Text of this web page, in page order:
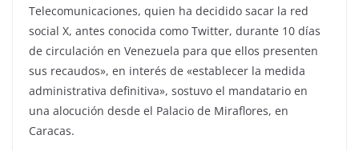
Telecomunicaciones, quien ha decidido sacar la red
social X, antes conocida como Twitter, durante 10 días
de circulación en Venezuela para que ellos presenten
sus recaudos», en interés de «establecer la medida
administrativa definitiva», sostuvo el mandatario en
una alocución desde el Palacio de Miraflores, en
Caracas.